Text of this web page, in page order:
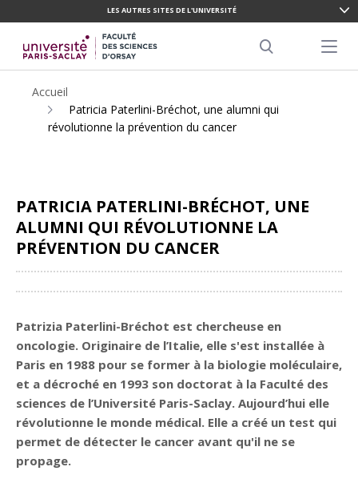
CONTENU
PRINCIPAL
LES AUTRES SITES DE L'UNIVERSITÉ
Menu
Accueil
Patricia Paterlini-Bréchot, une alumni qui
révolutionne la prévention du cancer
PATRICIA PATERLINI-BRÉCHOT, UNE
ALUMNI QUI RÉVOLUTIONNE LA
PRÉVENTION DU CANCER
Patrizia Paterlini-Bréchot est chercheuse en
oncologie. Originaire de l’Italie, elle s'est installée à
Paris en 1988 pour se former à la biologie moléculaire,
et a décroché en 1993 son doctorat à la Faculté des
sciences de l’Université Paris-Saclay. Aujourd’hui elle
révolutionne le monde médical. Elle a créé un test qui
permet de détecter le cancer avant qu'il ne se
propage.